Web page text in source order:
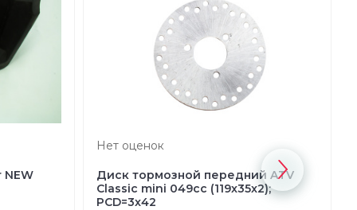
Нет оценок
Диск тормозной передний ATV
Classic mini 049cc (119x35x2);
PCD=3x42